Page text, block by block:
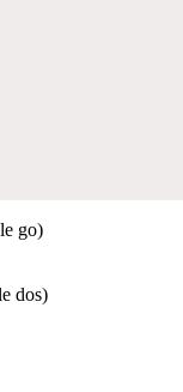
go)
dos)